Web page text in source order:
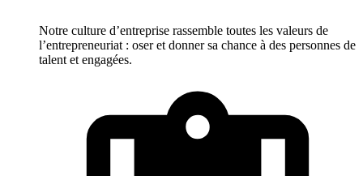
Notre culture d’entreprise rassemble toutes les valeurs de
l’entrepreneuriat : oser et donner sa chance à des personnes de
talent et engagées.